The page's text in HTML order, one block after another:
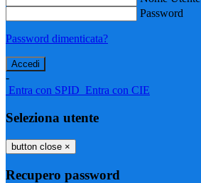
Password
Password dimenticata?
-
Entra con SPID Entra con CIE
Seleziona utente
button close ×
Recupero password